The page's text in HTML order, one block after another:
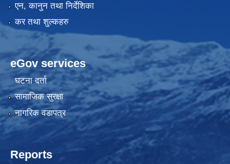
एन, कानुन तथा निर्देशिका
कर तथा शुल्कहरु
eGov services
घटना दर्ता
सामाजिक सुरक्षा
नागरिक वडापत्र
Reports